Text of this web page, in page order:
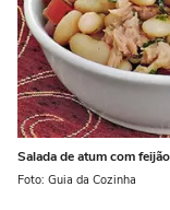
Salada de atum com
Foto: Guia da Cozinha